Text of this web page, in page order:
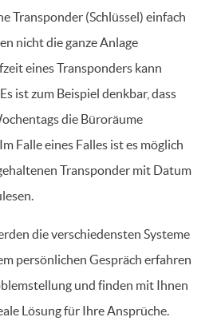
Transponder (Schlüssel) einfach
nicht die ganze Anlage
eines Transponders kann
ist zum Beispiel denkbar, dass
die Büroräume
Falle eines Falles ist es möglich
Transponder mit Datum
die verschiedensten Systeme
persönlichen Gespräch erfahren
und finden mit Ihnen
Lösung für Ihre Ansprüche.